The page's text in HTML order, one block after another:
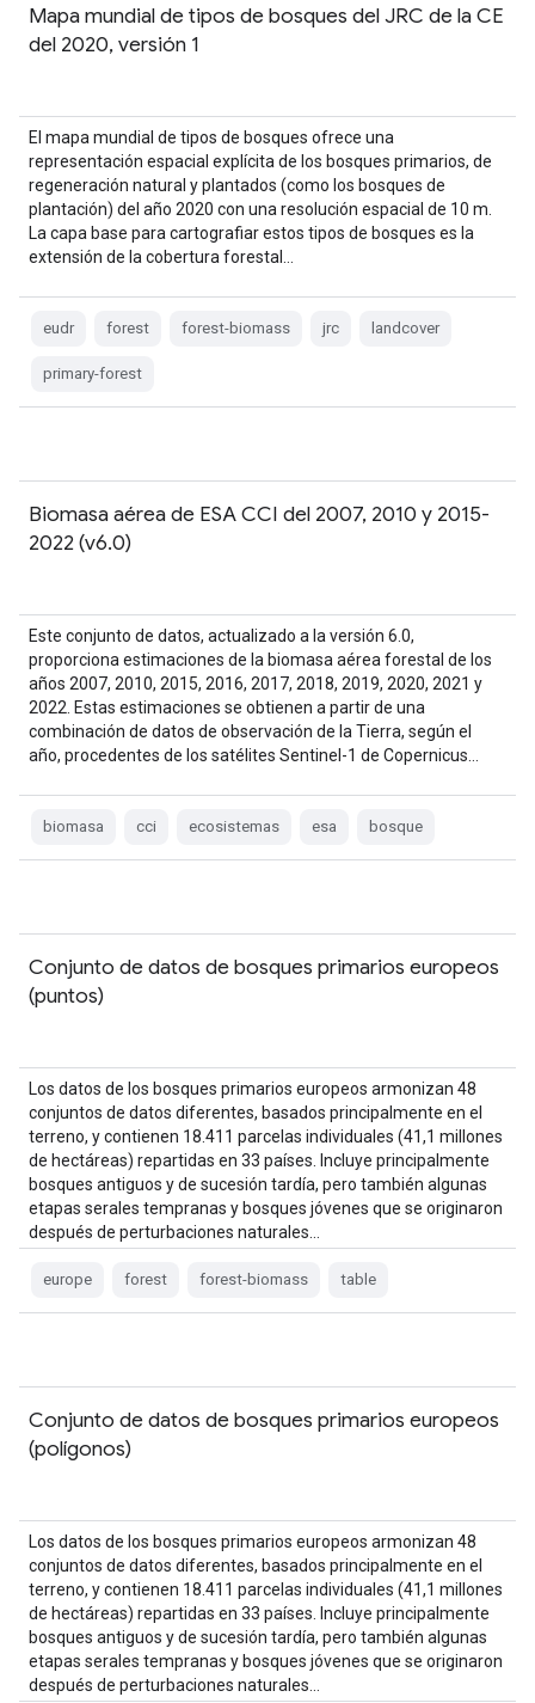
Mapa mundial de tipos de bosques del JRC de la CE
del 2020, versión 1
El mapa mundial de tipos de bosques ofrece una
representación espacial explícita de los bosques primarios, de
regeneración natural y plantados (como los bosques de
plantación) del año 2020 con una resolución espacial de 10 m.
La capa base para cartografiar estos tipos de bosques es la
extensión de la cobertura forestal…
eudr forest forest-biomass jrc landcover
primary-forest
Biomasa aérea de ESA CCI del 2007, 2010 y 2015-
2022 (v6.0)
Este conjunto de datos, actualizado a la versión 6.0,
proporciona estimaciones de la biomasa aérea forestal de los
años 2007, 2010, 2015, 2016, 2017, 2018, 2019, 2020, 2021 y
2022. Estas estimaciones se obtienen a partir de una
combinación de datos de observación de la Tierra, según el
año, procedentes de los satélites Sentinel-1 de Copernicus…
biomasa cci ecosistemas esa bosque
Conjunto de datos de bosques primarios europeos
(puntos)
Los datos de los bosques primarios europeos armonizan 48
conjuntos de datos diferentes, basados principalmente en el
terreno, y contienen 18.411 parcelas individuales (41,1 millones
de hectáreas) repartidas en 33 países. Incluye principalmente
bosques antiguos y de sucesión tardía, pero también algunas
etapas serales tempranas y bosques jóvenes que se originaron
después de perturbaciones naturales…
europe forest forest-biomass table
Conjunto de datos de bosques primarios europeos
(polígonos)
Los datos de los bosques primarios europeos armonizan 48
conjuntos de datos diferentes, basados principalmente en el
terreno, y contienen 18.411 parcelas individuales (41,1 millones
de hectáreas) repartidas en 33 países. Incluye principalmente
bosques antiguos y de sucesión tardía, pero también algunas
etapas serales tempranas y bosques jóvenes que se originaron
después de perturbaciones naturales…